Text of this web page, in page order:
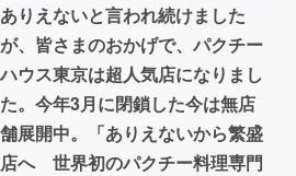
まちづくり・地域活性化
CAMPFIRE for Social Good
CAMPFIREふるさと納税machi-
ありえないと言われ続けました
が、皆さまのおかげで、パクチー
ハウス東京は超人気店になりまし
た。今年3月に閉鎖した今は無店
舗展開中。「ありえないから繁盛
店へ 世界初のパクチー料理専門